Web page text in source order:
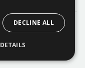
DECLINE ALL